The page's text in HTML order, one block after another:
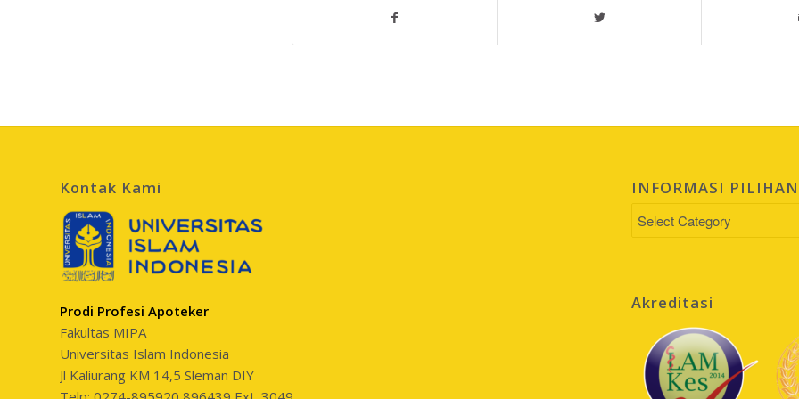
Kontak Kami
Prodi Profesi Apoteker
Fakultas MIPA
Universitas Islam Indonesia
Jl Kaliurang KM 14,5 Sleman DIY
INFORMASI PILIHAN
INFORMASI
Akreditasi